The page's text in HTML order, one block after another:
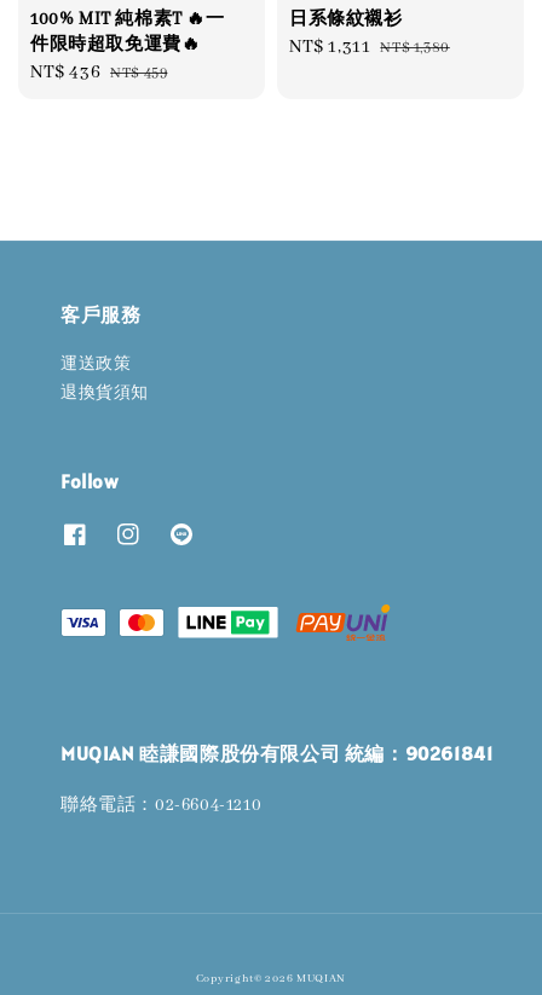
100% MIT 純棉素T 🔥一
件限時超取免運費🔥
Sale
NT$ 436 Regular
NT$ 459
日系條紋襯衫
Sale
NT$ 1,311 Regular
NT$ 1,380
客戶服務
運送政策
退換貨須知
Follow
MUQIAN 睦謙國際股份有限公司 統編：90261841
聯絡電話：02-6604-1210
Copyright© 2026 MUQIAN